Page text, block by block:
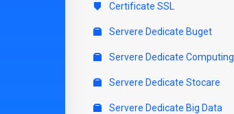
Certificate SSL
Servere Dedicate Buget
Servere Dedicate Computing
Servere Dedicate Stocare
Servere Dedicate Big Data